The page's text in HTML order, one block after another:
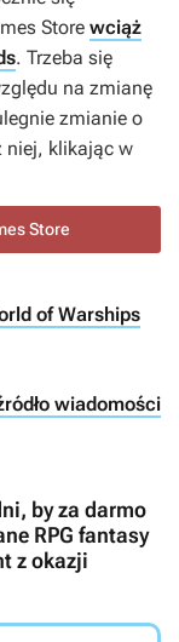
Store wciąż
. Trzeba się
na zmianę
zmianie o
niej, klikając w
Store
of Warships
wiadomości
by za darmo
RPG fantasy
z okazji